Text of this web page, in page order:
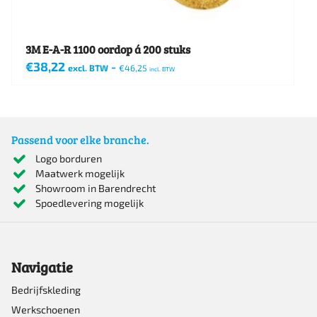
3M E-A-R 1100 oordop á 200 stuks
€38,22 excl. BTW - €46,25 incl. BTW
Passend voor elke branche.
Logo borduren
Maatwerk mogelijk
Showroom in Barendrecht
Spoedlevering mogelijk
Navigatie
Bedrijfskleding
Werkschoenen